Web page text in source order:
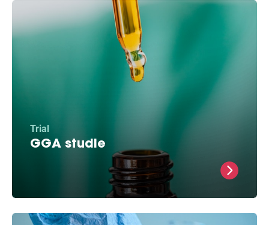
Trial
GGA studie
Dit middel helpt bij het herstellen van
celschade en helpt beschermen tegen
boezemfibrilleren in experimentele modellen.